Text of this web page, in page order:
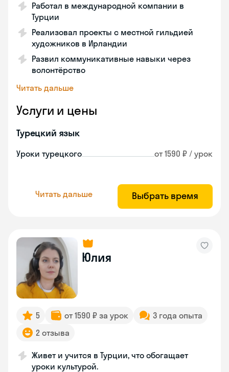
Работал в международной компании в
Турции
Реализовал проекты с местной гильдией
художников в Ирландии
Развил коммуникативные навыки через
волонтёрство
Читать дальше
Услуги и цены
Турецкий язык
Уроки турецкого от 1590 ₽ / урок
Читать дальше Выбрать время
Юлия
5 от 1590 ₽ за урок
3 года опыта
2 отзыва
Живет и учится в Турции, что обогащает
уроки культурой.